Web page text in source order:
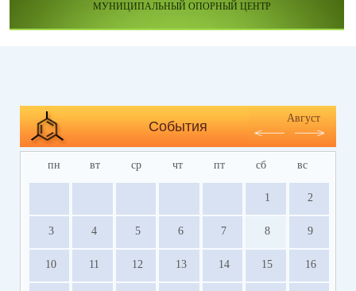
МУНИЦИПАЛЬНЫЙ ОПОРНЫЙ ЦЕНТР
События
Август
пн вт ср чт пт сб вс
1 2
3 4 5 6 7 8 9
10 11 12 13 14 15 16